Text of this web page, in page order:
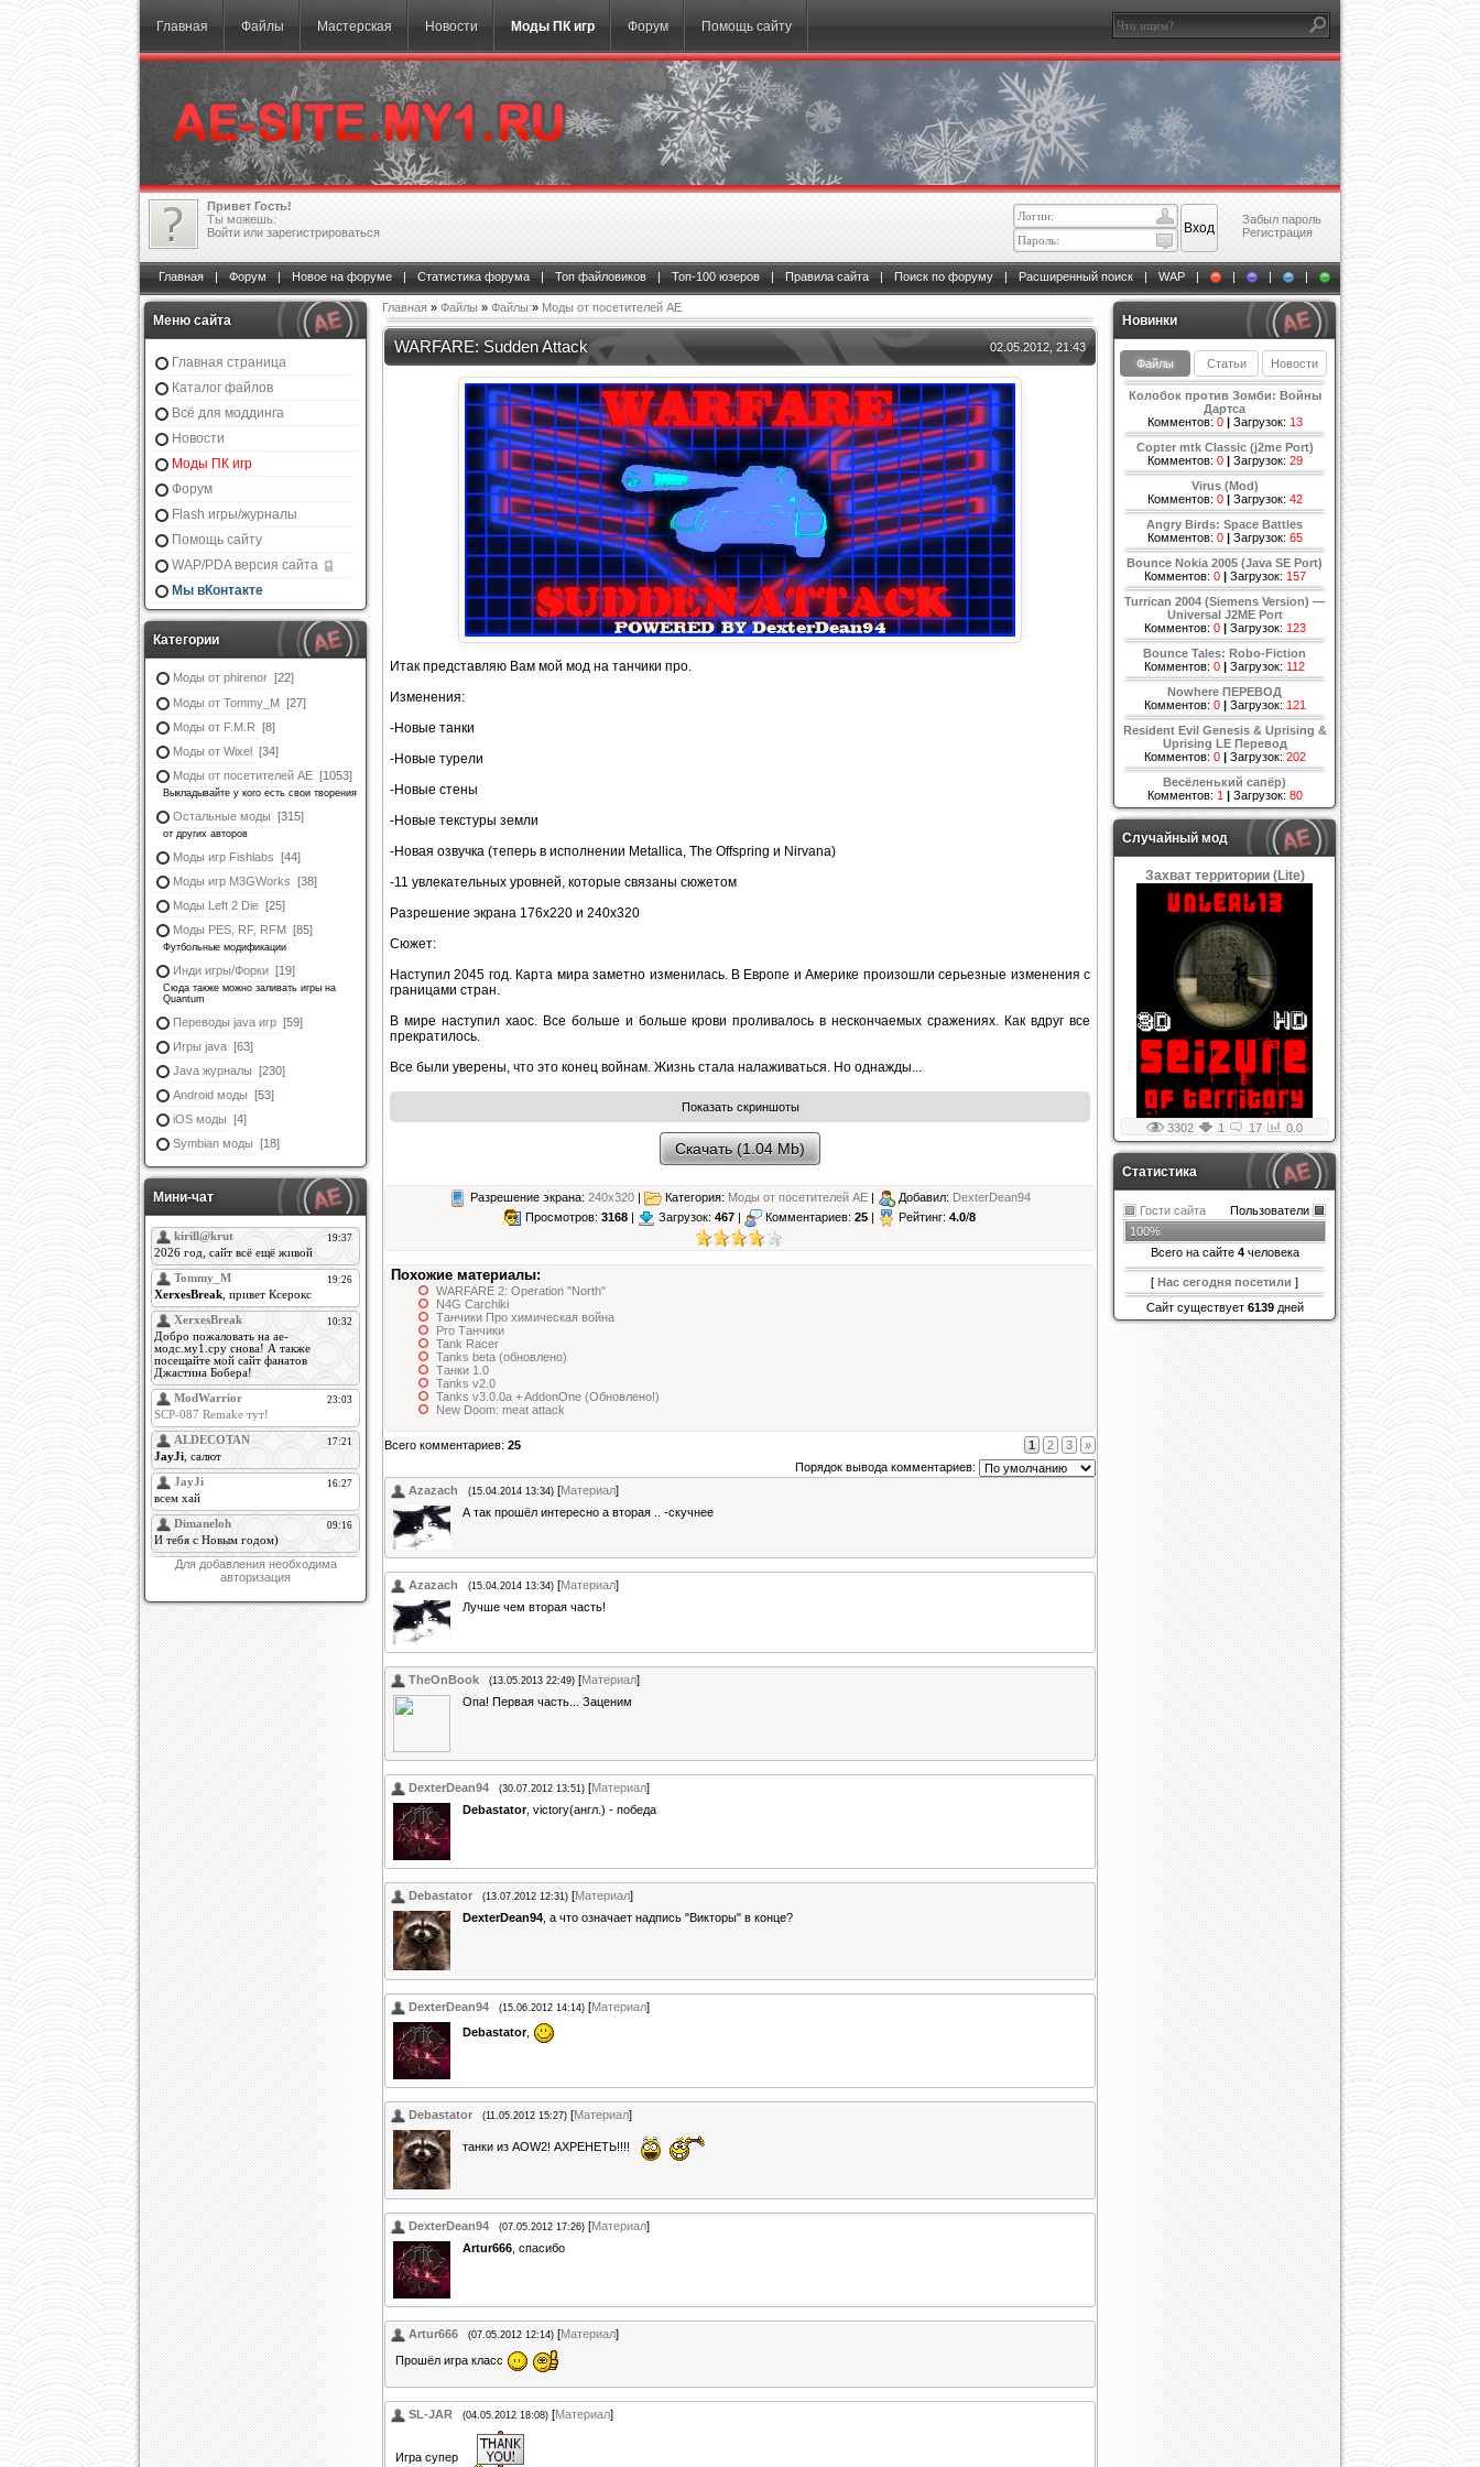
Главная Файлы Мастерская Новости Моды ПК игр Форум Помощь сайту
Привет Гость!
Ты можешь:
Войти или зарегистрироваться
Забыл пароль
Регистрация
Главная | Форум | Новое на форуме | Статистика форума | Топ файловиков | Топ-100 юзеров | Правила сайта | Поиск по форуму | Расширенный поиск | WAP | | | |
Меню сайта
Главная страница
Каталог файлов
Всё для моддинга
Новости
Моды ПК игр
Форум
Flash игры/журналы
Помощь сайту
WAP/PDA версия сайта
Мы вКонтакте
Категории
Моды от phirenor [22]
Моды от Tommy_M [27]
Моды от F.M.R [8]
Моды от Wixel [34]
Моды от посетителей АЕ [1053]
Выкладывайте у кого есть свои творения
Остальные моды [315]
от других авторов
Моды игр Fishlabs [44]
Моды игр M3GWorks [38]
Моды Left 2 Die [25]
Моды PES, RF, RFM [85]
Футбольные модификации
Инди игры/Форки [19]
Сюда также можно заливать игры на
Quantum
Переводы java игр [59]
Игры java [63]
Java журналы [230]
Android моды [53]
iOS моды [4]
Symbian моды [18]
Мини-чат
Для добавления необходима
авторизация
Главная » Файлы » Файлы » Моды от посетителей АЕ
02.05.2012, 21:43
WARFARE: Sudden Attack
Итак представляю Вам мой мод на танчики про.
Изменения:
-Новые танки
-Новые турели
-Новые стены
-Новые текстуры земли
-Новая озвучка (теперь в исполнении Metallica, The Offspring и Nirvana)
-11 увлекательных уровней, которые связаны сюжетом
Разрешение экрана 176х220 и 240х320
Сюжет:
Наступил 2045 год. Карта мира заметно изменилась. В Европе и Америке произошли серьезные изменения с
границами стран.
В мире наступил хаос. Все больше и больше крови проливалось в нескончаемых сражениях. Как вдруг все
прекратилось.
Все были уверены, что это конец войнам. Жизнь стала налаживаться. Но однажды...
Скачать (1.04 Mb)
Разрешение экрана: 240x320 | Категория: Моды от посетителей АЕ | Добавил: DexterDean94
Просмотров: 3168 | Загрузок: 467 | Комментариев: 25 | Рейтинг: 4.0/8
Похожие материалы:
WARFARE 2: Operation "North"
N4G Carchiki
Танчики Про химическая война
Pro Танчики
Tank Racer
Tanks beta (обновлено)
Танки 1.0
Tanks v2.0
Tanks v3.0.0a + AddonOne (Обновлено!)
New Doom: meat attack
Всего комментариев: 25 1 2 3
»
Порядок вывода комментариев:
Azazach
(15.04.2014 13:34) [Материал]
А так прошёл интересно а вторая .. -скучнее
Azazach (15.04.2014 13:34) [Материал]
Лучше чем вторая часть!
TheOnBook (13.05.2013 22:49) [Материал]
Опа! Первая часть... Заценим
DexterDean94 (30.07.2012 13:51) [Материал]
Debastator, victory(англ.) - победа
Debastator (13.07.2012 12:31) [Материал]
DexterDean94 , а что означает надпись "Викторы" в конце?
DexterDean94 (15.06.2012 14:14) [Материал]
Debastator,
Debastator (11.05.2012 15:27) [Материал]
танки из AOW2! АХРЕНЕТЬ!!!!
DexterDean94 (07.05.2012 17:26) [Материал]
Artur666 , спасибо
Artur666 (07.05.2012 12:14) [Материал]
Прошёл игра класс
SL-JAR (04.05.2012 18:08) [Материал]
Игра супер
Новинки
Файлы Статьи Новости
Колобок против Зомби: Войны
Дартса
Комментов: 0| Загрузок: 13
Copter mtk Classic (j2me Port)
Комментов: 0| Загрузок: 29
Virus (Mod)
Комментов: 0| Загрузок: 42
Angry Birds: Space Battles
Комментов: 0| Загрузок: 65
Bounce Nokia 2005 (Java SE Port)
Комментов: 0| Загрузок: 157
Turrican 2004 (Siemens Version) —
Universal J2ME Port
Комментов: 0| Загрузок: 123
Bounce Tales: Robo-Fiction
Комментов: 0 | Загрузок: 112
Nowhere ПЕРЕВОД
Комментов: 0| Загрузок: 121
Resident Evil Genesis & Uprising &
Uprising LE Перевод
Комментов: 0| Загрузок: 202
Весёленький сапёр)
Комментов: 1 | Загрузок: 80
Случайный мод
Захват территории (Lite)
3302 1 17 0.0
Статистика
Пользователи
Гости сайта
100%
Всего на сайте 4человека
[ Нас сегодня посетили ]
Сайт существует 6139дней